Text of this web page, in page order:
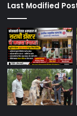
Last Modified